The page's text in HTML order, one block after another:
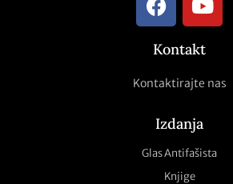
Kontakt
Kontaktirajte nas
Izdanja
Glas Antifašista
Knjige